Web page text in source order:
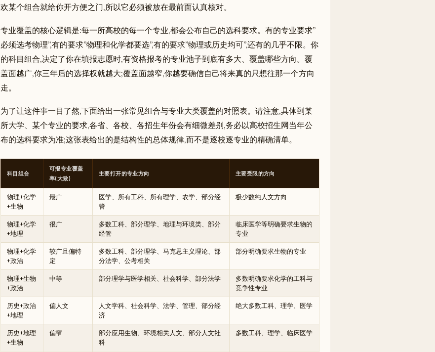
欢某个组合就给你开方便之门,所以它必须被放在最前面认真核对。
专业覆盖的核心逻辑是:每一所高校的每一个专业,都会公布自己的选科要求。有的专业要求”
必须选考物理”,有的要求”物理和化学都要选”,有的要求”物理或历史均可”,还有的几乎不限。你
的科目组合,决定了你在填报志愿时,有资格报考的专业池子到底有多大、覆盖哪些方向。覆
盖面越广,你三年后的选择权就越大;覆盖面越窄,你越要确信自己将来真的只想往那一个方向
走。
为了让这件事一目了然,下面给出一张常见组合与专业大类覆盖的对照表。请注意,具体到某
所大学、某个专业的要求,各省、各校、各招生年份会有细微差别,务必以高校招生网当年公
布的选科要求为准;这张表给出的是结构性的总体规律,而不是逐校逐专业的精确清单。
科目组合
可报专业覆盖
率(大致)
主要打开的专业方向 主要受限的方向
物理+化学
+生物
最广
医学、所有工科、所有理学、农学、部分经
管
极少数纯人文方向
物理+化学
+地理
很广
多数工科、部分理学、地理与环境类、部分
经管
临床医学等明确要求生物的
专业
物理+化学
+政治
较广且偏特
定
多数工科、部分理学、马克思主义理论、部
分法学、公考相关
部分明确要求生物的专业
物理+生物
+政治
中等 部分理学与医学相关、社会科学、部分法学
多数明确要求化学的工科与
竞争性专业
历史+政治
+地理
偏人文
人文学科、社会科学、法学、管理、部分经
济
绝大多数工科、理学、医学
历史+地理
+生物
偏窄
部分应用生物、环境相关人文、部分人文社
科
多数工科、理学、临床医学